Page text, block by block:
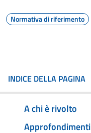
Normativa di riferimento
INDICE DELLA PAGINA
A chi è rivolto
Approfondimenti